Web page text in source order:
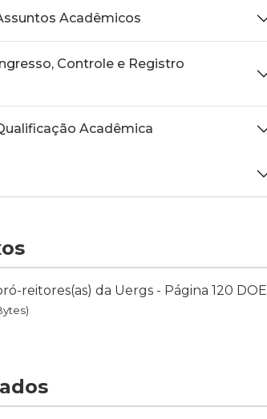
Acadêmicos
Controle e Registro
Acadêmica
reitores(as) da Uergs - Página 120 DOE